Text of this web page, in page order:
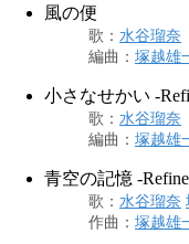
風の便
歌 ： 水谷瑠奈
編曲 ： 塚越雄
小さなせかい -
歌 ： 水谷瑠奈
編曲 ： 塚越雄
青空の記憶 -
歌 ： 水谷瑠奈
作曲 ： 塚越雄